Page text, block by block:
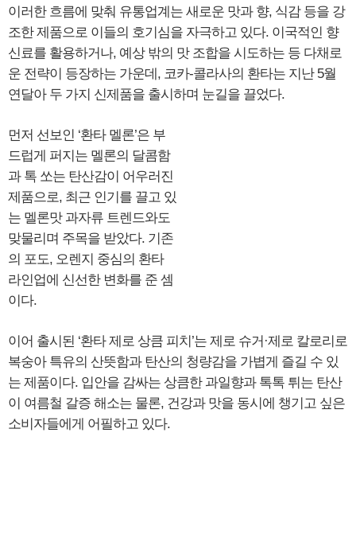
이러한 흐름에 맞춰 유통업계는 새로운 맛과 향, 식감 등을 강
조한 제품으로 이들의 호기심을 자극하고 있다. 이국적인 향
신료를 활용하거나, 예상 밖의 맛 조합을 시도하는 등 다채로
운 전략이 등장하는 가운데, 코카-콜라사의 환타는 지난 5월
연달아 두 가지 신제품을 출시하며 눈길을 끌었다.
먼저 선보인 ‘환타 멜론’은 부
드럽게 퍼지는 멜론의 달콤함
과 톡 쏘는 탄산감이 어우러진
제품으로, 최근 인기를 끌고 있
는 멜론맛 과자류 트렌드와도
맞물리며 주목을 받았다. 기존
의 포도, 오렌지 중심의 환타
라인업에 신선한 변화를 준 셈
이다.
이어 출시된 ‘환타 제로 상큼 피치’는 제로 슈거·제로 칼로리로
복숭아 특유의 산뜻함과 탄산의 청량감을 가볍게 즐길 수 있
는 제품이다. 입안을 감싸는 상큼한 과일향과 톡톡 튀는 탄산
이 여름철 갈증 해소는 물론, 건강과 맛을 동시에 챙기고 싶은
소비자들에게 어필하고 있다.